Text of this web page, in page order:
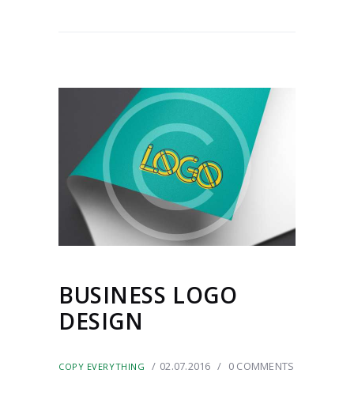
BUSINESS LOGO
DESIGN
COPY EVERYTHING 02.07.2016 0 COMMENTS